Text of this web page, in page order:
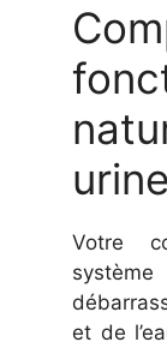
Votre
et de